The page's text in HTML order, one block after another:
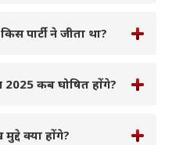
पार्टी ने जीता था?
2025 कब घोषित होंगे?
क्या होंगे?